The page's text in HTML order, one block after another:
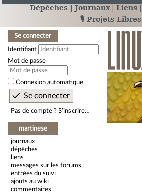
Dépêches Journaux Liens
🎙️ Projets Libres
Se connecter
Identifiant
Mot de passe
Connexion automatique
Pas de compte ? S’inscrire…
martinese
journaux
dépêches
liens
messages sur les forums
entrées du suivi
ajouts au wiki
commentaires